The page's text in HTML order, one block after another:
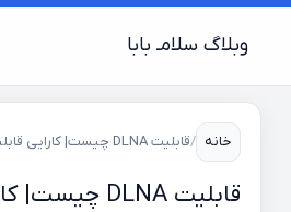
وبلاگ سلامـ بابا
خانه /قابلیت DLNA چیست| کارایی قابلیت DLNA
قابلیت DLNA چیست| کارایی قابلیت DLNA